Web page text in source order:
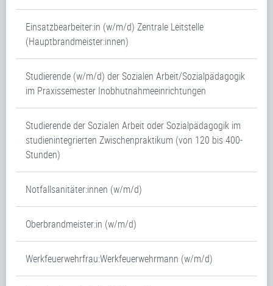
Einsatzbearbeiter:in (w/m/d) Zentrale Leitstelle
(Hauptbrandmeister:innen)
Studierende (w/m/d) der Sozialen Arbeit/Sozialpädagogik
im Praxissemester Inobhutnahmeeinrichtungen
Studierende der Sozialen Arbeit oder Sozialpädagogik im
studienintegrierten Zwischenpraktikum (von 120 bis 400-
Stunden)
Notfallsanitäter:innen (w/m/d)
Oberbrandmeister:in (w/m/d)
Werkfeuerwehrfrau:Werkfeuerwehrmann (w/m/d)